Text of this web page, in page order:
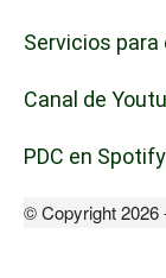
Servicios
Canal de
PDC en Spotify
© Copyright 2026